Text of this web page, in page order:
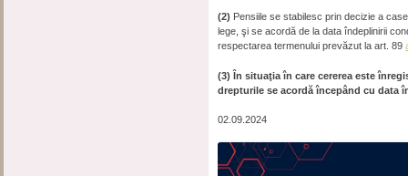
(2) Pensiile se stabilesc prin decizie a
lege, şi se acordă de la data îndeplinirii
respectarea termenului prevăzut la art. 89
(3) În situaţia în care cererea este
drepturile se acordă începând cu data
02.09.2024